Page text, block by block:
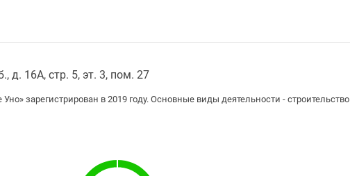
д. 16А, стр. 5, эт. 3, пом. 27
зарегистрирован в 2019 году. Основные виды деятельности - строительство